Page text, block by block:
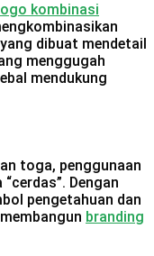
kombinasi
dibuat mendetail
menggugah
mendukung
toga, penggunaan
Dengan
pengetahuan dan
branding